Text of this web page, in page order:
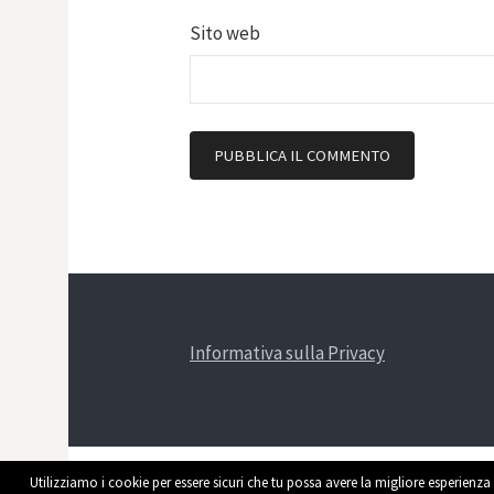
Sito web
Informativa sulla Privacy
Utilizziamo i cookie per essere sicuri che tu possa avere la migliore